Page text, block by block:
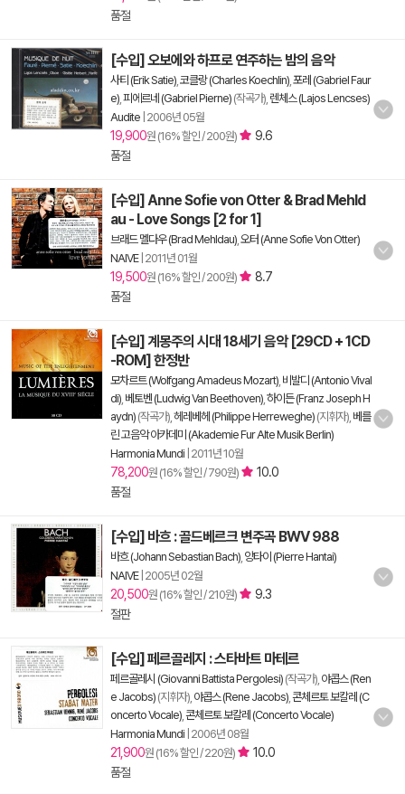
품절
[수입] 오보에와 하프로 연주하는 밤의 음악
사티 (Erik Satie) 코클랑 (Charles Koechlin) 포레 (Gabriel Faur
e) 피에르네 (Gabriel Pierne) (작곡가), 렌체스 (Lajos Lencses)
Audite 2006년 05월
19,900원 (16% 할인 / 200원)
9.6
품절
[수입] Anne Sofie von Otter & Brad Mehld
au - Love Songs [2 for 1]
브래드 멜다우 (Brad Mehldau) 오터 (Anne Sofie Von Otter)
NAIVE| 2011년 01월
19,500원 (16% 할인 / 200원)
8.7
품절
[수입] 계몽주의 시대 18세기 음악 [29CD + 1CD
-ROM] 한정반
모차르트 (Wolfgang Amadeus Mozart) 비발디 (Antonio Vival
di) 베토벤 (Ludwig Van Beethoven) 하이든 (Franz Joseph H
aydn) (작곡가), 헤레베헤 (Philippe Herreweghe) (지휘자), 베를
린 고음악 아카데미 (Akademie Fur Alte Musik Berlin)
Harmonia Mundi 2011년 10월
78,200원 (16% 할인 / 790원)
10.0
품절
[수입] 바흐 : 골드베르크 변주곡 BWV 988
바흐 (Johann Sebastian Bach) 앙타이 (Pierre Hantai)
NAIVE| 2005년 02월
20,500원 (16% 할인 / 210원)
9.3
절판
[수입] 페르골레지 : 스타바트 마테르
페르골레시 (Giovanni Battista Pergolesi) (작곡가), 야콥스 (Ren
e Jacobs) (지휘자), 야콥스 (Rene Jacobs) 콘체르토 보칼레 (C
oncerto Vocale) 콘체르토 보칼레 (Concerto Vocale)
Harmonia Mundi 2006년 08월
21,900원 (16% 할인 / 220원)
10.0
품절